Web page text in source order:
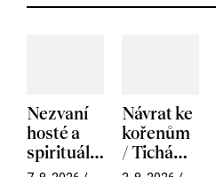
Nezvaní
hosté a
spirituální
narušitelé
Návrat ke
kořenům
/ Tichá
přítelkyně